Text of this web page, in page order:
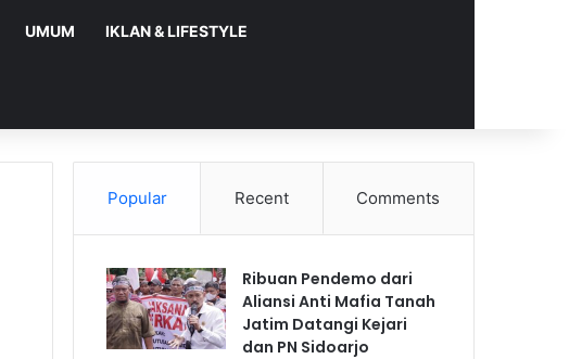
UMUM IKLAN & LIFESTYLE
Popular Recent Comments
Ribuan Pendemo dari
Aliansi Anti Mafia Tanah
Jatim Datangi Kejari
dan PN Sidoarjo